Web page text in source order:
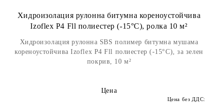
Хидроизолация рулонна битумна кореноустойчива
Izoflex P4 Fll полиестер (-15°С), ролка 10 м²
Хидроизолация рулонна SBS полимер битумна мушама
кореноустойчива Izoflex P4 Fll полиестер (-15°С), за зелен
покрив, 10 м²
Цена
Цена без ДДС: